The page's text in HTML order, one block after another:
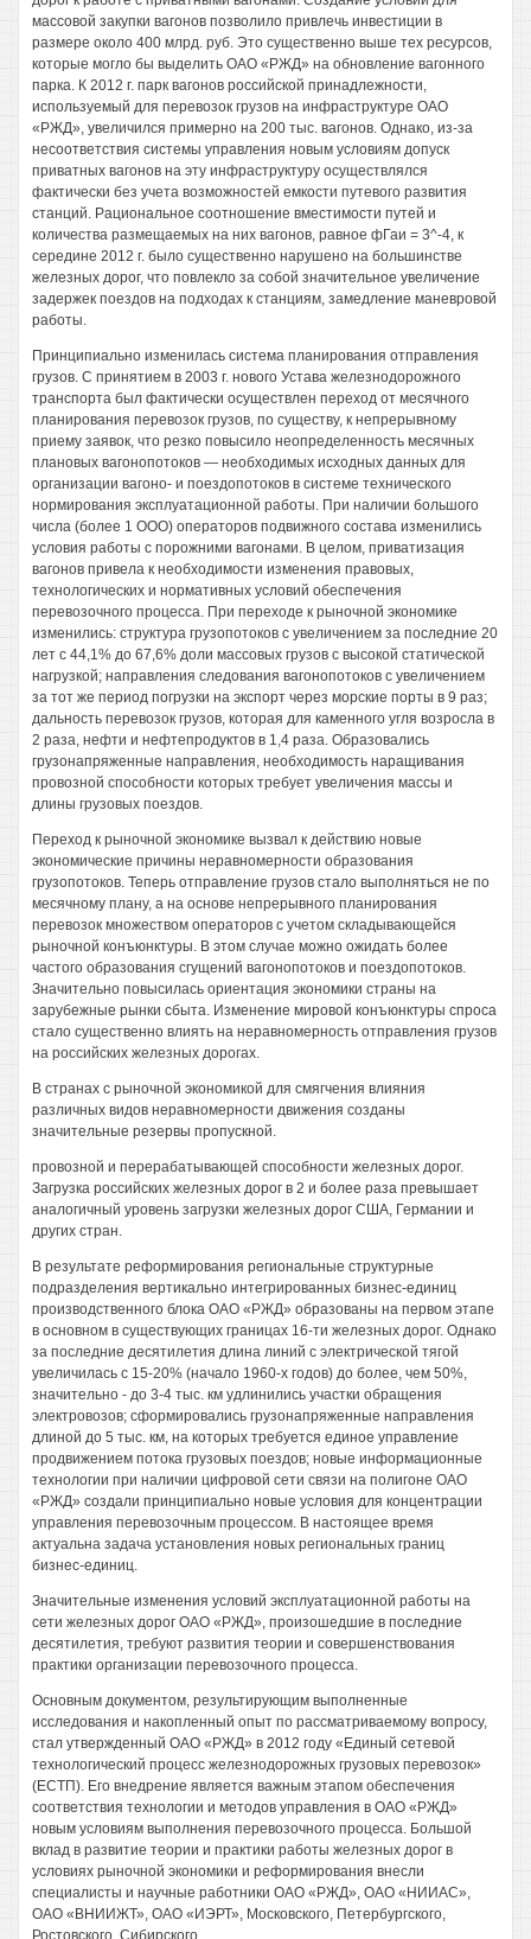
массовой закупки вагонов позволило привлечь инвестиции в
размере около 400 млрд. руб. Это существенно выше тех ресурсов,
которые могло бы выделить ОАО «РЖД» на обновление вагонного
парка. К 2012 г. парк вагонов российской принадлежности,
используемый для перевозок грузов на инфраструктуре ОАО
«РЖД», увеличился примерно на 200 тыс. вагонов. Однако, из-за
несоответствия системы управления новым условиям допуск
приватных вагонов на эту инфраструктуру осуществлялся
фактически без учета возможностей емкости путевого развития
станций. Рациональное соотношение вместимости путей и
количества размещаемых на них вагонов, равное фГаи = 3^-4, к
середине 2012 г. было существенно нарушено на большинстве
железных дорог, что повлекло за собой значительное увеличение
задержек поездов на подходах к станциям, замедление маневровой
работы.
Принципиально изменилась система планирования отправления
грузов. С принятием в 2003 г. нового Устава железнодорожного
транспорта был фактически осуществлен переход от месячного
планирования перевозок грузов, по существу, к непрерывному
приему заявок, что резко повысило неопределенность месячных
плановых вагонопотоков — необходимых исходных данных для
организации вагоно- и поездопотоков в системе технического
нормирования эксплуатационной работы. При наличии большого
числа (более 1 ООО) операторов подвижного состава изменились
условия работы с порожними вагонами. В целом, приватизация
вагонов привела к необходимости изменения правовых,
технологических и нормативных условий обеспечения
перевозочного процесса. При переходе к рыночной экономике
изменились: структура грузопотоков с увеличением за последние 20
лет с 44,1% до 67,6% доли массовых грузов с высокой статической
нагрузкой; направления следования вагонопотоков с увеличением
за тот же период погрузки на экспорт через морские порты в 9 раз;
дальность перевозок грузов, которая для каменного угля возросла в
2 раза, нефти и нефтепродуктов в 1,4 раза. Образовались
грузонапряженные направления, необходимость наращивания
провозной способности которых требует увеличения массы и
длины грузовых поездов.
Переход к рыночной экономике вызвал к действию новые
экономические причины неравномерности образования
грузопотоков. Теперь отправление грузов стало выполняться не по
месячному плану, а на основе непрерывного планирования
перевозок множеством операторов с учетом складывающейся
рыночной конъюнктуры. В этом случае можно ожидать более
частого образования сгущений вагонопотоков и поездопотоков.
Значительно повысилась ориентация экономики страны на
зарубежные рынки сбыта. Изменение мировой конъюнктуры спроса
стало существенно влиять на неравномерность отправления грузов
на российских железных дорогах.
В странах с рыночной экономикой для смягчения влияния
различных видов неравномерности движения созданы
значительные резервы пропускной.
провозной и перерабатывающей способности железных дорог.
Загрузка российских железных дорог в 2 и более раза превышает
аналогичный уровень загрузки железных дорог США, Германии и
других стран.
В результате реформирования региональные структурные
подразделения вертикально интегрированных бизнес-единиц
производственного блока ОАО «РЖД» образованы на первом этапе
в основном в существующих границах 16-ти железных дорог. Однако
за последние десятилетия длина линий с электрической тягой
увеличилась с 15-20% (начало 1960-х годов) до более, чем 50%,
значительно - до 3-4 тыс. км удлинились участки обращения
электровозов; сформировались грузонапряженные направления
длиной до 5 тыс. км, на которых требуется единое управление
продвижением потока грузовых поездов; новые информационные
технологии при наличии цифровой сети связи на полигоне ОАО
«РЖД» создали принципиально новые условия для концентрации
управления перевозочным процессом. В настоящее время
актуальна задача установления новых региональных границ
бизнес-единиц.
Значительные изменения условий эксплуатационной работы на
сети железных дорог ОАО «РЖД», произошедшие в последние
десятилетия, требуют развития теории и совершенствования
практики организации перевозочного процесса.
Основным документом, результирующим выполненные
исследования и накопленный опыт по рассматриваемому вопросу,
стал утвержденный ОАО «РЖД» в 2012 году «Единый сетевой
технологический процесс железнодорожных грузовых перевозок»
(ЕСТП). Его внедрение является важным этапом обеспечения
соответствия технологии и методов управления в ОАО «РЖД»
новым условиям выполнения перевозочного процесса. Большой
вклад в развитие теории и практики работы железных дорог в
условиях рыночной экономики и реформирования внесли
специалисты и научные работники ОАО «РЖД», ОАО «НИИАС»,
ОАО «ВНИИЖТ», ОАО «ИЭРТ», Московского, Петербургского,
Ростовского, Сибирского,